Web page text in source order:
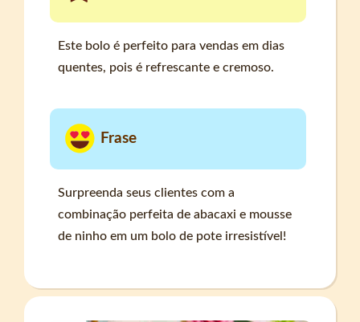
Este bolo é perfeito para vendas em dias
quentes, pois é refrescante e cremoso.
Frase
Surpreenda seus clientes com a
combinação perfeita de abacaxi e mousse
de ninho em um bolo de pote irresistível!